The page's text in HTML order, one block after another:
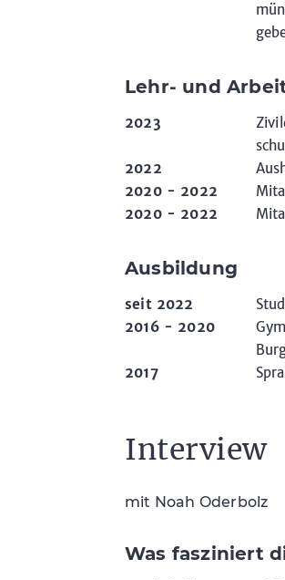
Lehr- und
2023
2022
2020 - 2022
2020 - 2022
Ausbildung
seit 2022
2016 - 2020
2017
Interview
mit Noah Oderbolz
Was fasziniert